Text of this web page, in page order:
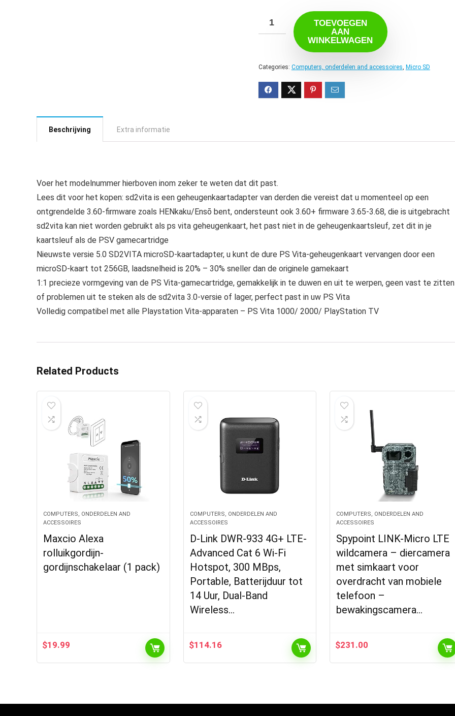
TOEVOEGEN
AAN
WINKELWAGEN
Categories: Computers, onderdelen and accessoires, Micro SD
Beschrijving Extra informatie
Voer het modelnummer hierboven inom zeker te weten dat dit past.
Lees dit voor het kopen: sd2vita is een geheugenkaartadapter van derden die vereist dat u momenteel op een
ontgrendelde 3.60-firmware zoals HENkaku/Ensō bent, ondersteunt ook 3.60+ firmware 3.65-3.68, die is uitgebracht
sd2vita kan niet worden gebruikt als ps vita geheugenkaart, het past niet in de geheugenkaartsleuf, zet dit in je
kaartsleuf als de PSV gamecartridge
Nieuwste versie 5.0 SD2VITA microSD-kaartadapter, u kunt de dure PS Vita-geheugenkaart vervangen door een
microSD-kaart tot 256GB, laadsnelheid is 20% – 30% sneller dan de originele gamekaart
1:1 precieze vormgeving van de PS Vita-gamecartridge, gemakkelijk in te duwen en uit te werpen, geen vast te zitten
of problemen uit te steken als de sd2vita 3.0-versie of lager, perfect past in uw PS Vita
Volledig compatibel met alle Playstation Vita-apparaten – PS Vita 1000/ 2000/ PlayStation TV
Related Products
COMPUTERS, ONDERDELEN AND
ACCESSOIRES
Maxcio Alexa
rolluikgordijn-
gordijnschakelaar (1 pack)
$19.99
COMPUTERS, ONDERDELEN AND
ACCESSOIRES
D-Link DWR-933 4G+ LTE-
Advanced Cat 6 Wi-Fi
Hotspot, 300 MBps,
Portable, Batterijduur tot
14 Uur, Dual-Band
Wireless…
$114.16
COMPUTERS, ONDERDELEN AND
ACCESSOIRES
Spypoint LINK-Micro LTE
wildcamera – diercamera
met simkaart voor
overdracht van mobiele
telefoon –
bewakingscamera…
$231.00